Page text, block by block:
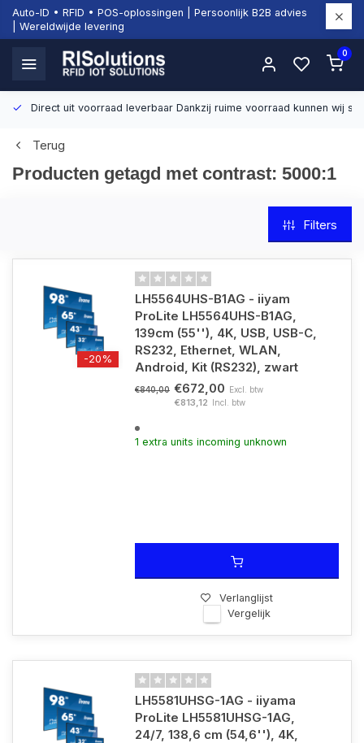
Auto-ID • RFID • POS-oplossingen | Persoonlijk B2B advies
| Wereldwijde levering
0
Direct uit voorraad leverbaar Dankzij ruime voorraad kunnen wij
Terug
Producten getagd met contrast: 5000:1
Filters
-20%
LH5564UHS-B1AG - iiyam
ProLite LH5564UHS-B1AG,
139cm (55''), 4K, USB, USB-C,
RS232, Ethernet, WLAN,
Android, Kit (RS232), zwart
€840,00 €672,00 Excl. btw
€813,12 Incl. btw
1 extra units incoming unknown
Verlanglijst
Vergelijk
LH5581UHSG-1AG - iiyama
ProLite LH5581UHSG-1AG,
24/7, 138,6 cm (54,6''), 4K,